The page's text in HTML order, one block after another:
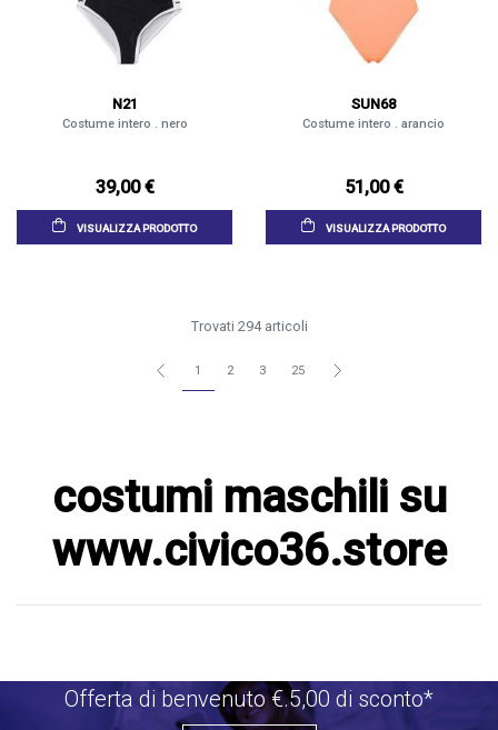
N21
Costume intero . nero
39,00 €
VISUALIZZA PRODOTTO
SUN68
Costume intero . arancio
51,00 €
VISUALIZZA PRODOTTO
Trovati 294 articoli
1 2 3 25
costumi maschili su
www.civico36.store
Offerta di benvenuto €.5,00 di sconto*